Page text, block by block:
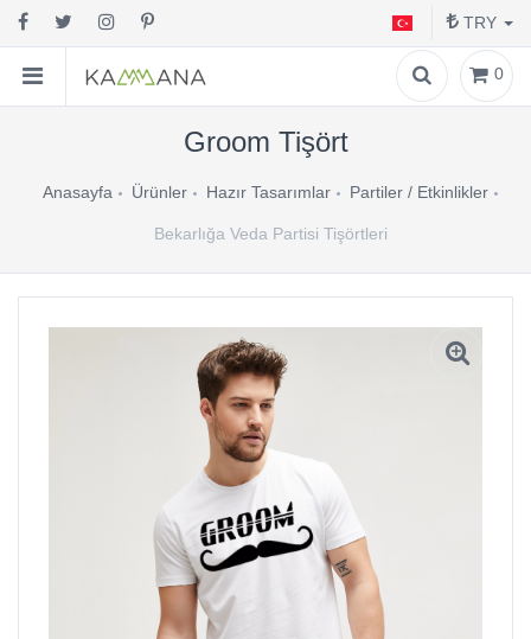
TRY
0
Groom Tişört
Anasayfa Ürünler Hazır Tasarımlar Partiler / Etkinlikler
Bekarlığa Veda Partisi Tişörtleri